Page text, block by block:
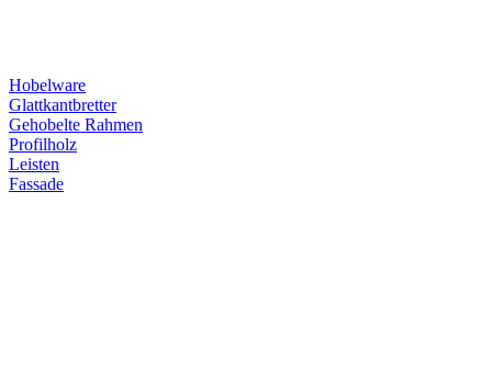
Hobelware
Glattkantbretter
Gehobelte Rahmen
Profilholz
Leisten
Fassade